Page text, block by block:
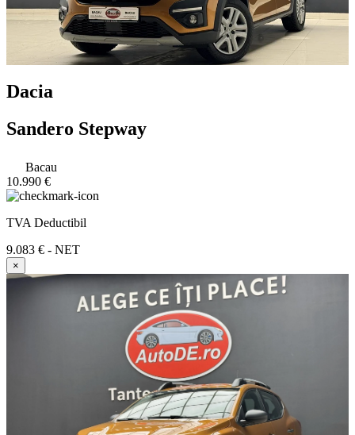
Dacia
Sandero Stepway
Bacau
10.990 €
TVA Deductibil
9.083 € - NET
×